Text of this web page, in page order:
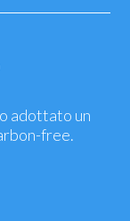
adottato un
free.